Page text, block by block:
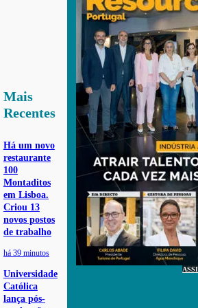
Mais
Recentes
Há um novo
restaurante
100
Montaditos
em Lisboa.
Criou 13
novos postos
de trabalho
há 39 minutos
Universidade
Católica
lança pós-